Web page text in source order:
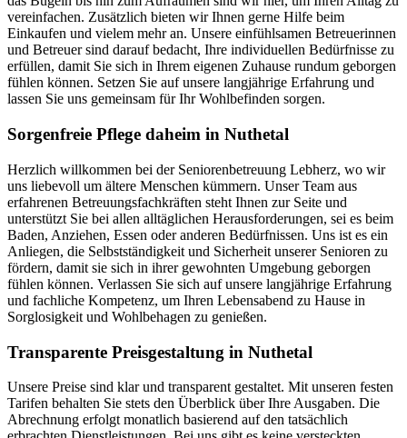
vereinfachen. Zusätzlich bieten wir Ihnen gerne Hilfe beim
Einkaufen und vielem mehr an. Unsere einfühlsamen Betreuerinnen
und Betreuer sind darauf bedacht, Ihre individuellen Bedürfnisse zu
erfüllen, damit Sie sich in Ihrem eigenen Zuhause rundum geborgen
fühlen können. Setzen Sie auf unsere langjährige Erfahrung und
lassen Sie uns gemeinsam für Ihr Wohlbefinden sorgen.
Sorgenfreie Pflege daheim in Nuthetal
Herzlich willkommen bei der Seniorenbetreuung Lebherz, wo wir
uns liebevoll um ältere Menschen kümmern. Unser Team aus
erfahrenen Betreuungsfachkräften steht Ihnen zur Seite und
unterstützt Sie bei allen alltäglichen Herausforderungen, sei es beim
Baden, Anziehen, Essen oder anderen Bedürfnissen. Uns ist es ein
Anliegen, die Selbstständigkeit und Sicherheit unserer Senioren zu
fördern, damit sie sich in ihrer gewohnten Umgebung geborgen
fühlen können. Verlassen Sie sich auf unsere langjährige Erfahrung
und fachliche Kompetenz, um Ihren Lebensabend zu Hause in
Sorglosigkeit und Wohlbehagen zu genießen.
Transparente Preisgestaltung in Nuthetal
Unsere Preise sind klar und transparent gestaltet. Mit unseren festen
Tarifen behalten Sie stets den Überblick über Ihre Ausgaben. Die
Abrechnung erfolgt monatlich basierend auf den tatsächlich